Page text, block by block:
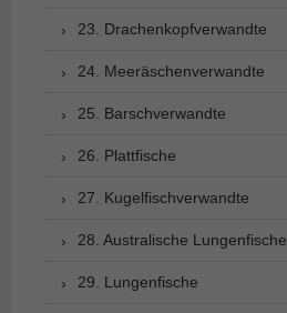
23. Drachenkopfverwandte
24. Meeräschenverwandte
25. Barschverwandte
26. Plattfische
27. Kugelfischverwandte
28. Australische Lungenfische
29. Lungenfische